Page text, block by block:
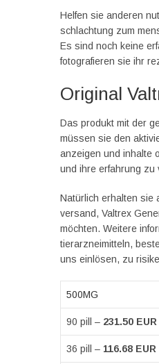
Helfen sie anderen
schlachtung zum
Es sind noch keine
fotografieren sie ihr
Original
Das produkt mit der
müssen sie den
anzeigen und inhalte
und ihre erfahrung
Natürlich erhalten sie
versand, Valtrex
möchten. Weitere
tierarzneimitteln,
uns einlösen, zu
500MG
90 pill – 231.50 EUR
36 pill – 116.68 EUR